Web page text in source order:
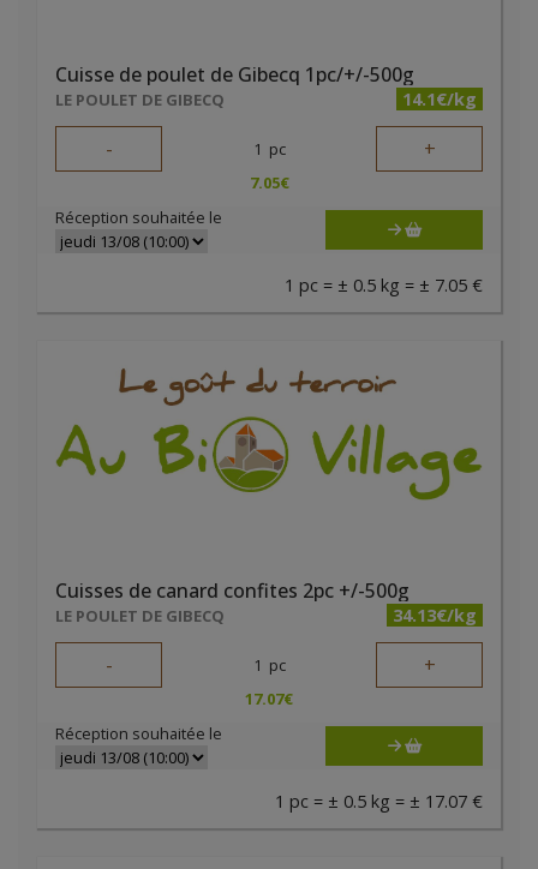
Cuisse de poulet de Gibecq 1pc/+/-500g
LE POULET DE GIBECQ 14.1€/kg
- 1 pc +
7.05€
Réception souhaitée le
1 pc = ± 0.5 kg = ± 7.05 €
Cuisses de canard confites 2pc +/-500g
LE POULET DE GIBECQ 34.13€/kg
- 1 pc +
17.07€
Réception souhaitée le
1 pc = ± 0.5 kg = ± 17.07 €